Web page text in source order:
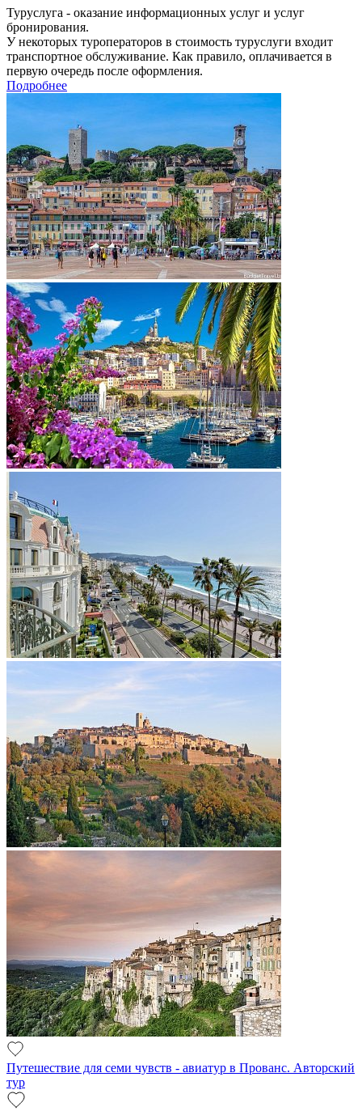
Туруслуга - оказание информационных услуг и услуг
бронирования.
У некоторых туроператоров в стоимость туруслуги входит
транспортное обслуживание. Как правило, оплачивается в
первую очередь после оформления.
Подробнее
Путешествие для семи чувств - авиатур в Прованс. Авторский
тур